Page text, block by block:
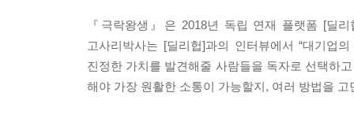
『극락왕생』은 2018년 독립 연재 플랫폼 [딜
고사리박사는 [딜리헙]과의 인터뷰에서 “대기업
진정한 가치를 발견해줄 사람들을 독자로 선택하
해야 가장 원활한 소통이 가능할지, 여러 방법을